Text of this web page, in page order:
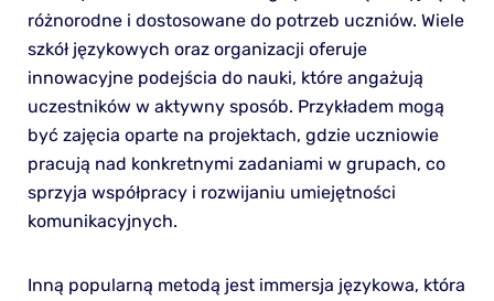
różnorodne i dostosowane do potrzeb uczniów. Wiele
szkół językowych oraz organizacji oferuje
innowacyjne podejścia do nauki, które angażują
uczestników w aktywny sposób. Przykładem mogą
być zajęcia oparte na projektach, gdzie uczniowie
pracują nad konkretnymi zadaniami w grupach, co
sprzyja współpracy i rozwijaniu umiejętności
komunikacyjnych.
Inną popularną metodą jest immersja językowa, która